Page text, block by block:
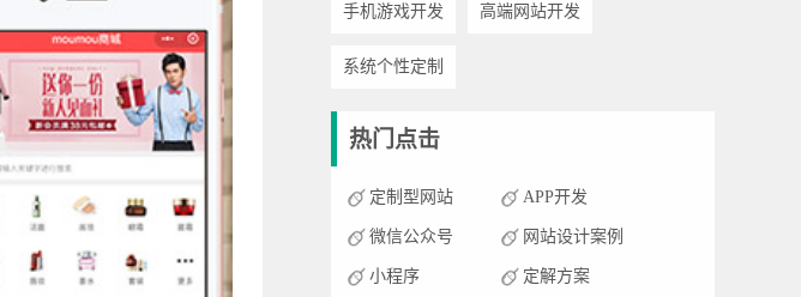
手机游戏开发 高端网站开发
系统个性定制
热门点击
定制型网站 APP开发
微信公众号 网站设计案例
小程序 定解方案